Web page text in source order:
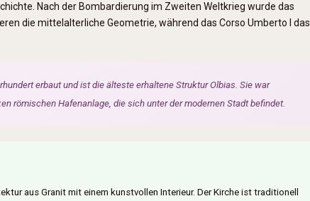
Nach der Bombardierung im Zweiten Weltkrieg wurde das
die mittelalterliche Geometrie, während das Corso Umberto I das
erbaut und ist die älteste erhaltene Struktur Olbias. Sie war
römischen Hafenanlage, die sich unter der modernen Stadt befindet.
aus Granit mit einem kunstvollen Interieur. Der Kirche ist traditionell